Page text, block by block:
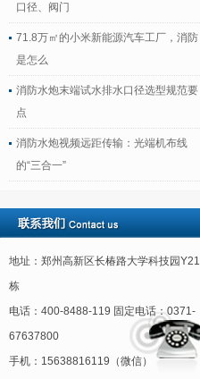
口径、阀门
71.8万㎡的小米新能源汽车工厂，消防
是怎么
消防水炮末端试水排水口径选型规范要
点
消防水炮视频远距传输：光端机布线
的“三合一”
地址：郑州高新区长椿路大学科技园Y21
栋
电话：400-8488-119 固定电话：0371-
67637800
手机：15638816119（微信）